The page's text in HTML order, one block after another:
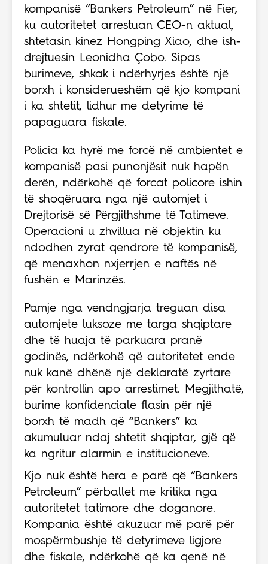
kompanisë “Bankers Petroleum” në Fier,
ku autoritetet arrestuan CEO-n aktual,
shtetasin kinez Hongping Xiao, dhe ish-
drejtuesin Leonidha Çobo. Sipas
burimeve, shkak i ndërhyrjes është një
borxh i konsiderueshëm që kjo kompani
i ka shtetit, lidhur me detyrime të
papaguara fiskale.
Policia ka hyrë me forcë në ambientet e
kompanisë pasi punonjësit nuk hapën
derën, ndërkohë që forcat policore ishin
të shoqëruara nga një automjet i
Drejtorisë së Përgjithshme të Tatimeve.
Operacioni u zhvillua në objektin ku
ndodhen zyrat qendrore të kompanisë,
që menaxhon nxjerrjen e naftës në
fushën e Marinzës.
Pamje nga vendngjarja treguan disa
automjete luksoze me targa shqiptare
dhe të huaja të parkuara pranë
godinës, ndërkohë që autoritetet ende
nuk kanë dhënë një deklaratë zyrtare
për kontrollin apo arrestimet. Megjithatë,
burime konfidenciale flasin për një
borxh të madh që “Bankers” ka
akumuluar ndaj shtetit shqiptar, gjë që
ka ngritur alarmin e institucioneve.
Kjo nuk është hera e parë që “Bankers
Petroleum” përballet me kritika nga
autoritetet tatimore dhe doganore.
Kompania është akuzuar më parë për
mospërmbushje të detyrimeve ligjore
dhe fiskale, ndërkohë që ka qenë në